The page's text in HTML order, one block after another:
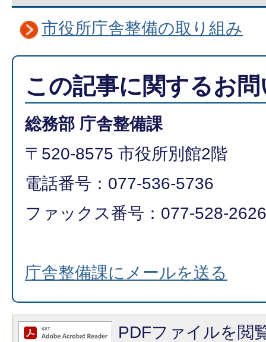
市役所庁舎整備の取り組み
この記事に関するお
総務部 庁舎整備課
〒520-8575 市役所別館2階
電話番号：077-536-5736
ファックス番号：077-528-2626
庁舎整備課にメールを送る
PDFファイルを閲